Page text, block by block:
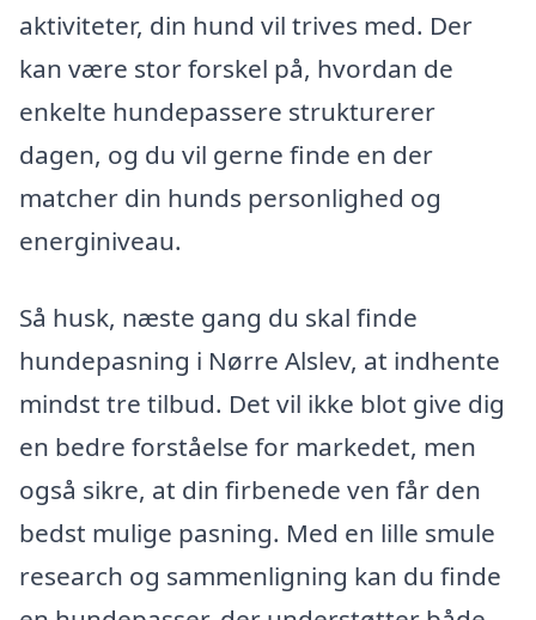
aktiviteter, din hund vil trives med. Der
kan være stor forskel på, hvordan de
enkelte hundepassere strukturerer
dagen, og du vil gerne finde en der
matcher din hunds personlighed og
energiniveau.
Så husk, næste gang du skal finde
hundepasning i Nørre Alslev, at indhente
mindst tre tilbud. Det vil ikke blot give dig
en bedre forståelse for markedet, men
også sikre, at din firbenede ven får den
bedst mulige pasning. Med en lille smule
research og sammenligning kan du finde